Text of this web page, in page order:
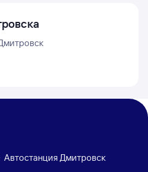
Автостанция Дмитровск